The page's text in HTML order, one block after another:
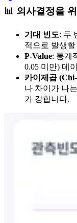
📊 의사결정을
기대 빈도: 두
적으로 발생
P-Value: 통계
0.05 미만) 데
카이제곱
나 차이가 나
가 강합니다.